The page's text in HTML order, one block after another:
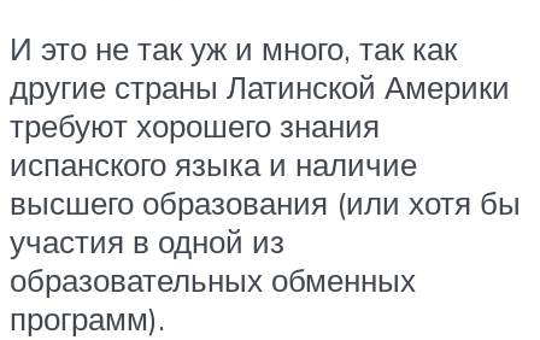
И это не так уж и много, так как
другие страны Латинской Америки
требуют хорошего знания
испанского языка и наличие
высшего образования (или хотя бы
участия в одной из
образовательных обменных
программ).